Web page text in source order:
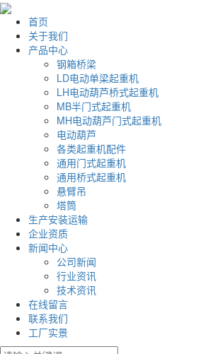
首页
关于我们
产品中心
钢箱桥梁
LD电动单梁起重机
LH电动葫芦桥式起重机
MB半门式起重机
MH电动葫芦门式起重机
电动葫芦
各类起重机配件
通用门式起重机
通用桥式起重机
悬臂吊
塔筒
生产安装运输
企业资质
新闻中心
公司新闻
行业资讯
技术资讯
在线留言
联系我们
工厂实景